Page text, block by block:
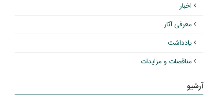
اخبار
معرفی آثار
یادداشت
مناقصات و مزایدات
آرشیو